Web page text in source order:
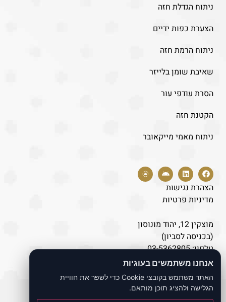
ניתוח הגדלת חזה
הצערת כפות ידיים
ניתוח הרמת חזה
שאיבת שומן בלייזר
הסרת עודפי עור
הקטנת חזה
ניתוח מאמי מייקאובר
הצהרת נגישות
מדיניות פרטיות
מוצקין 12, יהוד מונוסון
(בכניסה לסביון)
טלפון:03-5362805
נייד:077-8043446
כל הזכויות שמורות לאתר ד"ר לוי אברהם
אנחנו משתמשים בעוגיות
האתר משתמש בקובצי Cookie כדי לשפר את חוויית
הגלישה ולהציג תוכן מותאם.